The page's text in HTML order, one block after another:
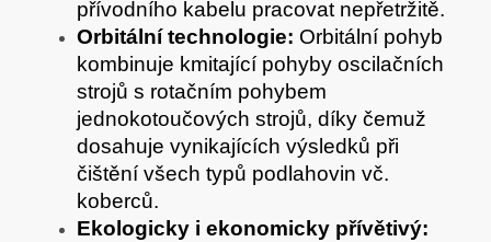
přívodního kabelu pracovat nepřetržitě.
Orbitální technologie: Orbitální pohyb
kombinuje kmitající pohyby oscilačních
strojů s rotačním pohybem
jednokotoučových strojů, díky čemuž
dosahuje vynikajících výsledků při
čištění všech typů podlahovin vč.
koberců.
Ekologicky i ekonomicky přívětivý: